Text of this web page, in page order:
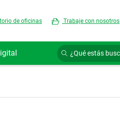
de oficinas Trabaje con nosotros